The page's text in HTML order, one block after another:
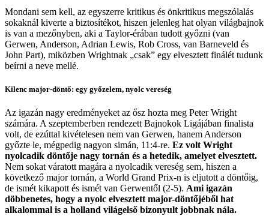
Mondani sem kell, az egyszerre kritikus és önkritikus megszólalás
sokaknál kiverte a biztosítékot, hiszen jelenleg hat olyan világbajnok
is van a mezőnyben, aki a Taylor-érában tudott győzni (van
Gerwen, Anderson, Adrian Lewis, Rob Cross, van Barneveld és
John Part), miközben Wrightnak „csak” egy elvesztett finálét tudunk
beírni a neve mellé.
Kilenc major-döntő: egy győzelem, nyolc vereség
Az igazán nagy eredményeket az ősz hozta meg Peter Wright
számára. A szeptemberben rendezett Bajnokok Ligájában finalista
volt, de ezúttal kivételesen nem van Gerwen, hanem Anderson
győzte le, mégpedig nagyon simán, 11:4-re. Ez volt Wright
nyolcadik döntője nagy tornán és a hetedik, amelyet elvesztett.
Nem sokat váratott magára a nyolcadik vereség sem, hiszen a
következő major tornán, a World Grand Prix-n is eljutott a döntőig,
de ismét kikapott és ismét van Gerwentől (2-5). Ami igazán
döbbenetes, hogy a nyolc elvesztett major-döntőjéből hat
alkalommal is a holland világelső bizonyult jobbnak nála.